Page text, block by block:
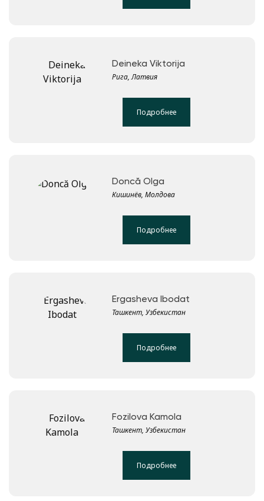
Deineka Viktorija
Рига, Латвия
Подробнее
Doncă Olga
Кишинёв, Молдова
Подробнее
Ergasheva Ibodat
Ташкент, Узбекистан
Подробнее
Fozilova Kamola
Ташкент, Узбекистан
Подробнее